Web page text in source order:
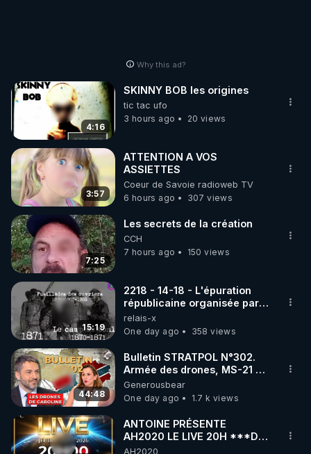
Why this ad?
4:16
SKINNY BOB les origines
tic tac ufo
3 hours ago
20 views
3:57
ATTENTION A VOS
ASSIETTES
Coeur de Savoie radioweb TV
6 hours ago
307 views
7:25
Les secrets de la création
CCH
7 hours ago
150 views
15:19
2218 - 14-18 - L'épuration
républicaine organisée par
les frères de la truelle
relais-x
One day ago
358 views
44:48
Bulletin STRATPOL N°302.
Armée des drones, MS-21 en
série, missiles coréens.
07.08.2026.
Generousbear
One day ago
1.7 k views
ANTOINE PRÉSENTE
AH2020 LE LIVE 20H ***DU
06/08/2026***
AH2020